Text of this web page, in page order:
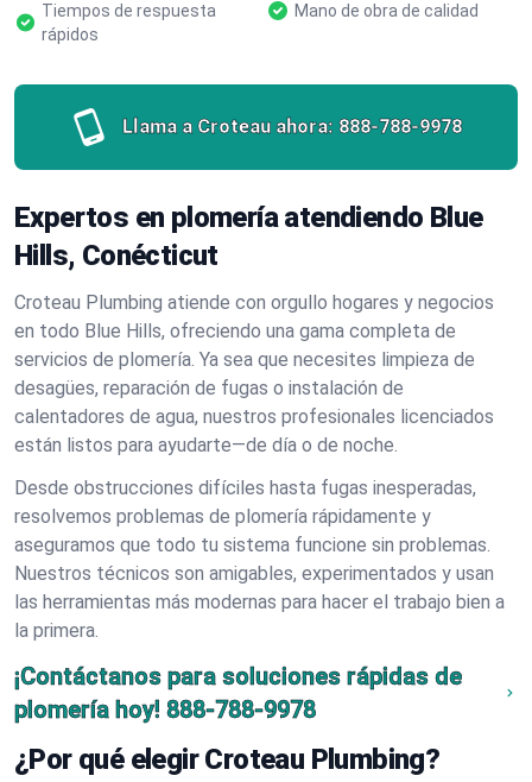
Tiempos de respuesta
rápidos
Mano de obra de calidad
Llama a Croteau ahora: 888-788-9978
Expertos en plomería atendiendo Blue
Hills, Conécticut
Croteau Plumbing atiende con orgullo hogares y negocios
en todo Blue Hills, ofreciendo una gama completa de
servicios de plomería. Ya sea que necesites limpieza de
desagües, reparación de fugas o instalación de
calentadores de agua, nuestros profesionales licenciados
están listos para ayudarte—de día o de noche.
Desde obstrucciones difíciles hasta fugas inesperadas,
resolvemos problemas de plomería rápidamente y
aseguramos que todo tu sistema funcione sin problemas.
Nuestros técnicos son amigables, experimentados y usan
las herramientas más modernas para hacer el trabajo bien a
la primera.
¡Contáctanos para soluciones rápidas de
plomería hoy! 888-788-9978
¿Por qué elegir Croteau Plumbing?